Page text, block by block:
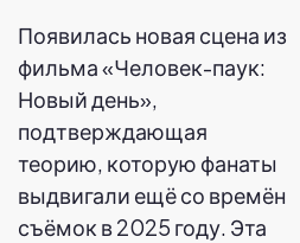
Появилась новая сцена из
фильма «Человек-паук:
Новый день»,
подтверждающая
теорию, которую фанаты
выдвигали ещё со времён
съёмок в 2025 году. Эта